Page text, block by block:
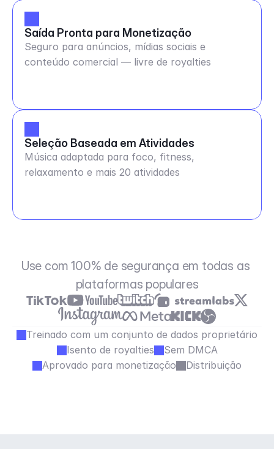
Saída Pronta para Monetização
Seguro para anúncios, mídias sociais e
conteúdo comercial — livre de royalties
Seleção Baseada em Atividades
Música adaptada para foco, fitness,
relaxamento e mais 20 atividades
Use com 100% de segurança em todas as
plataformas populares
Treinado com um conjunto de dados proprietário
Isento de royalties
Sem DMCA
Aprovado para monetização
Distribuição